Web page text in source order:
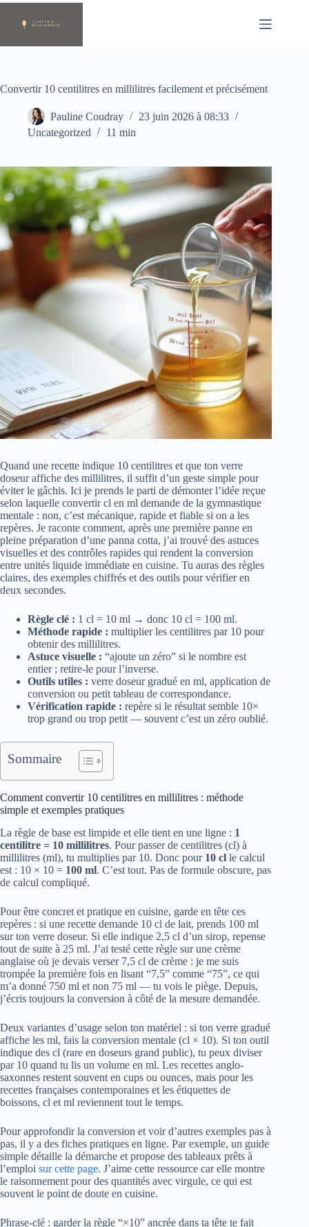
Passer
contenu
Convertir 10 centilitres en millilitres facilement et précisément
Pauline Coudray
23 juin 2026 à 08:33
Uncategorized
11 min
Quand une recette indique 10 centilitres et que ton verre
doseur affiche des millilitres, il suffit d’un geste simple pour
éviter le gâchis. Ici je prends le parti de démonter l’idée reçue
selon laquelle convertir cl en ml demande de la gymnastique
mentale : non, c’est mécanique, rapide et fiable si on a les
repères. Je raconte comment, après une première panne en
pleine préparation d’une panna cotta, j’ai trouvé des astuces
visuelles et des contrôles rapides qui rendent la conversion
entre unités liquide immédiate en cuisine. Tu auras des règles
claires, des exemples chiffrés et des outils pour vérifier en
deux secondes.
Règle clé : 1 cl = 10 ml → donc 10 cl = 100 ml.
Méthode rapide : multiplier les centilitres par 10 pour
obtenir des millilitres.
Astuce visuelle : “ajoute un zéro” si le nombre est
entier ; retire-le pour l’inverse.
Outils utiles : verre doseur gradué en ml, application de
conversion ou petit tableau de correspondance.
Vérification rapide : repère si le résultat semble 10×
trop grand ou trop petit — souvent c’est un zéro oublié.
Sommaire
Comment convertir 10 centilitres en millilitres : méthode
simple et exemples pratiques
La règle de base est limpide et elle tient en une ligne : 1
centilitre = 10 millilitres. Pour passer de centilitres (cl) à
millilitres (ml), tu multiplies par 10. Donc pour 10 cl le calcul
est : 10 × 10 = 100 ml. C’est tout. Pas de formule obscure, pas
de calcul compliqué.
Pour être concret et pratique en cuisine, garde en tête ces
repères : si une recette demande 10 cl de lait, prends 100 ml
sur ton verre doseur. Si elle indique 2,5 cl d’un sirop, repense
tout de suite à 25 ml. J’ai testé cette règle sur une crème
anglaise où je devais verser 7,5 cl de crème : je me suis
trompée la première fois en lisant “7,5” comme “75”, ce qui
m’a donné 750 ml et non 75 ml — tu vois le piège. Depuis,
j’écris toujours la conversion à côté de la mesure demandée.
Deux variantes d’usage selon ton matériel : si ton verre gradué
affiche les ml, fais la conversion mentale (cl × 10). Si ton outil
indique des cl (rare en doseurs grand public), tu peux diviser
par 10 quand tu lis un volume en ml. Les recettes anglo-
saxonnes restent souvent en cups ou ounces, mais pour les
recettes françaises contemporaines et les étiquettes de
boissons, cl et ml reviennent tout le temps.
Pour approfondir la conversion et voir d’autres exemples pas à
pas, il y a des fiches pratiques en ligne. Par exemple, un guide
simple détaille la démarche et propose des tableaux prêts à
l’emploi sur cette page. J’aime cette ressource car elle montre
le raisonnement pour des quantités avec virgule, ce qui est
souvent le point de doute en cuisine.
Phrase-clé : garder la règle “×10” ancrée dans ta tête te fait